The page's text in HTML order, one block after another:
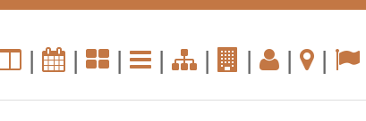
| | | | | | | |